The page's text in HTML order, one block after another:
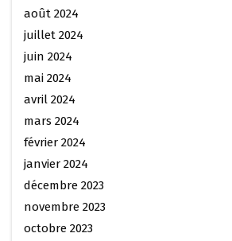
août 2024
juillet 2024
juin 2024
mai 2024
avril 2024
mars 2024
février 2024
janvier 2024
décembre 2023
novembre 2023
octobre 2023